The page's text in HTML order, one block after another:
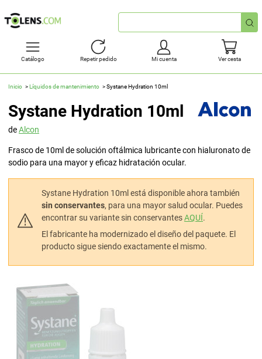
Búsqueda
rápida
Catálogo Repetir pedido Mi cuenta Ver cesta
Inicio Líquidos de mantenimiento Systane Hydration 10ml
Systane Hydration 10ml
deAlcon
Frasco de 10ml de solución oftálmica lubricante con hialuronato de
sodio para una mayor y eficaz hidratación ocular.
Systane Hydration 10ml está disponible ahora también
sin conservantes, para una mayor salud ocular. Puedes
encontrar su variante sin conservantesAQUÍ.
El fabricante ha modernizado el diseño del paquete. El
producto sigue siendo exactamente el mismo.